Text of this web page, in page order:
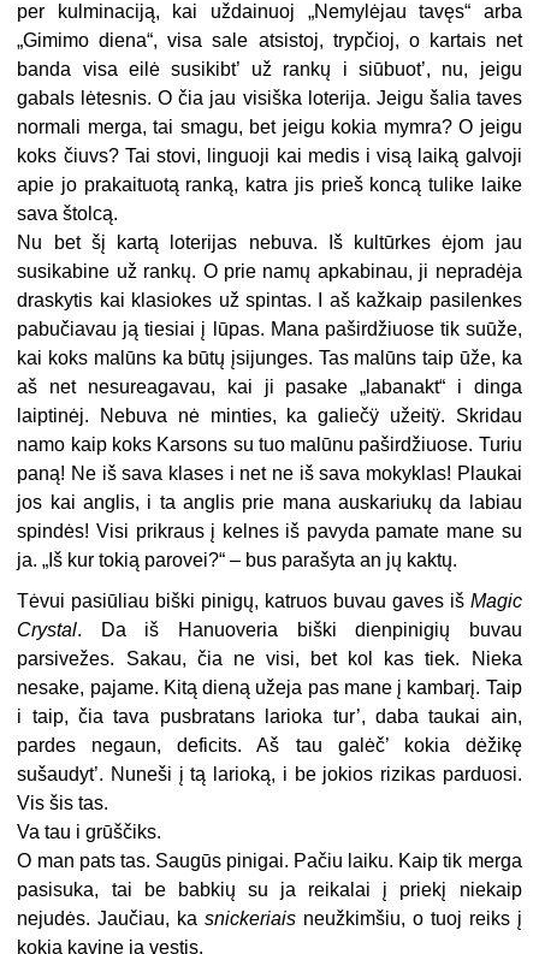
per kulminaciją, kai uždainuoj „Nemylėjau tavęs“ arba
„Gimimo diena“, visa sale atsistoj, trypčioj, o kartais net
banda visa eilė susikibt’ už rankų i siūbuot’, nu, jeigu
gabals lėtesnis. O čia jau visiška loterija. Jeigu šalia taves
normali merga, tai smagu, bet jeigu kokia mymra? O jeigu
koks čiuvs? Tai stovi, linguoji kai medis i visą laiką galvoji
apie jo prakaituotą ranką, katra jis prieš koncą tulike laike
sava štolcą.
Nu bet šį kartą loterijas nebuva. Iš kultūrkes ėjom jau
susikabine už rankų. O prie namų apkabinau, ji nepradėja
draskytis kai klasiokes už spintas. I aš kažkaip pasilenkes
pabučiavau ją tiesiai į lūpas. Mana paširdžiuose tik suūže,
kai koks malūns ka būtų įsijunges. Tas malūns taip ūže, ka
aš net nesureagavau, kai ji pasake „labanakt“ i dinga
laiptinėj. Nebuva nė minties, ka galiečÿ užeitÿ. Skridau
namo kaip koks Karsons su tuo malūnu paširdžiuose. Turiu
paną! Ne iš sava klases i net ne iš sava mokyklas! Plaukai
jos kai anglis, i ta anglis prie mana auskariukų da labiau
spindės! Visi prikraus į kelnes iš pavyda pamate mane su
ja. „Iš kur tokią parovei?“ – bus parašyta an jų kaktų.
Tėvui pasiūliau biški pinigų, katruos buvau gaves iš Magic
Crystal. Da iš Hanuoveria biški dienpinigių buvau
parsivežes. Sakau, čia ne visi, bet kol kas tiek. Nieka
nesake, pajame. Kitą dieną užeja pas mane į kambarį. Taip
i taip, čia tava pusbratans larioka tur’, daba taukai ain,
pardes negaun, deficits. Aš tau galėč’ kokia dėžikę
sušaudyt’. Nuneši į tą larioką, i be jokios rizikas parduosi.
Vis šis tas.
Va tau i grūščiks.
O man pats tas. Saugūs pinigai. Pačiu laiku. Kaip tik merga
pasisuka, tai be babkių su ja reikalai į priekį niekaip
nejudės. Jaučiau, kasnickeriais neužkimšiu, o tuoj reiks į
kokią kavinę ją vestis.